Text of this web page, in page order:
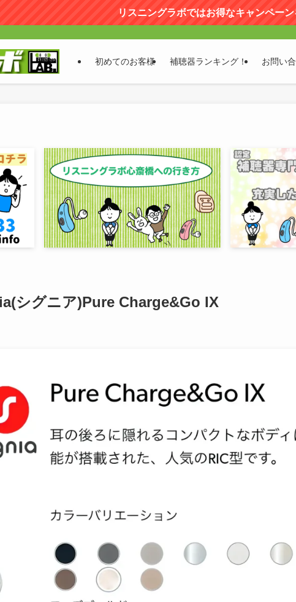
リスニングラボではお得なキャンペー
初めてのお客様 補聴器ランキング！ お問い
シグニア)Pure Charge&Go IX